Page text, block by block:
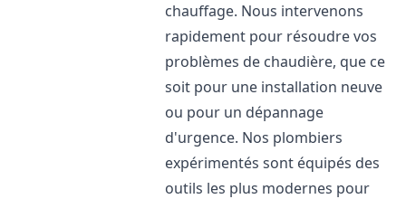
chauffage. Nous intervenons
rapidement pour résoudre vos
problèmes de chaudière, que ce
soit pour une installation neuve
ou pour un dépannage
d'urgence. Nos plombiers
expérimentés sont équipés des
outils les plus modernes pour